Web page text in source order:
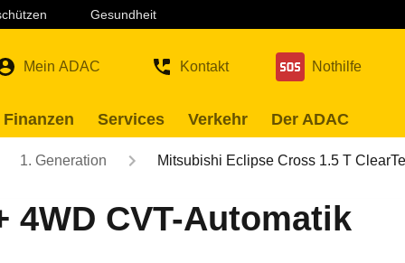
Gesundheit
Mein ADAC Kontakt Nothilfe
Services Verkehr Der ADAC
1. Generation Mitsubishi Eclipse Cross 1.5 T
CVT-Automatik